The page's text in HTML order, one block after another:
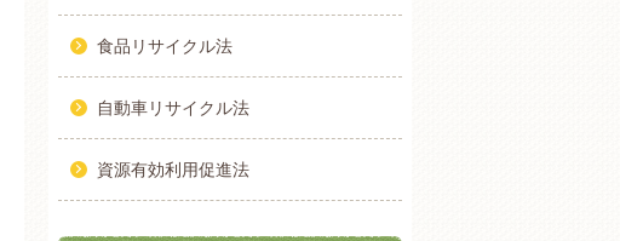
食品リサイクル法
自動車リサイクル法
資源有効利用促進法